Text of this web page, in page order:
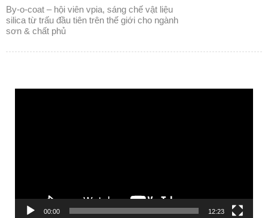
by-o-coat – hội viên vpia, sáng chế vật liệu
silica từ trấu đầu tiên trên thế giới cho ngành
sơn & chất phủ
00:00 12:23